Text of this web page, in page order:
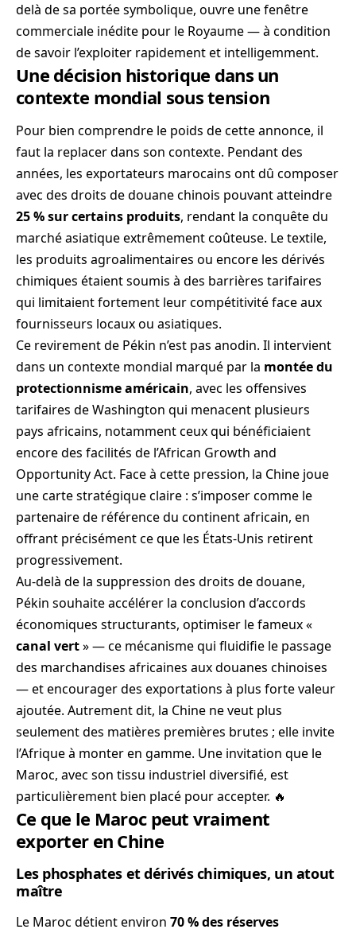
delà de sa portée symbolique, ouvre une fenêtre
commerciale inédite pour le Royaume — à condition
de savoir l’exploiter rapidement et intelligemment.
Une décision historique dans un
contexte mondial sous tension
Pour bien comprendre le poids de cette annonce, il
faut la replacer dans son contexte. Pendant des
années, les exportateurs marocains ont dû composer
avec des droits de douane chinois pouvant atteindre
25 % sur certains produits, rendant la conquête du
marché asiatique extrêmement coûteuse. Le textile,
les produits agroalimentaires ou encore les dérivés
chimiques étaient soumis à des barrières tarifaires
qui limitaient fortement leur compétitivité face aux
fournisseurs locaux ou asiatiques.
Ce revirement de Pékin n’est pas anodin. Il intervient
dans un contexte mondial marqué par la montée du
protectionnisme américain, avec les offensives
tarifaires de Washington qui menacent plusieurs
pays africains, notamment ceux qui bénéficiaient
encore des facilités de l’African Growth and
Opportunity Act. Face à cette pression, la Chine joue
une carte stratégique claire : s’imposer comme le
partenaire de référence du continent africain, en
offrant précisément ce que les États-Unis retirent
progressivement.
Au-delà de la suppression des droits de douane,
Pékin souhaite accélérer la conclusion d’accords
économiques structurants, optimiser le fameux «
canal vert» — ce mécanisme qui fluidifie le passage
des marchandises africaines aux douanes chinoises
— et encourager des exportations à plus forte valeur
ajoutée. Autrement dit, la Chine ne veut plus
seulement des matières premières brutes ; elle invite
l’Afrique à monter en gamme. Une invitation que le
Maroc, avec son tissu industriel diversifié, est
particulièrement bien placé pour accepter. 🔥
Ce que le Maroc peut vraiment
exporter en Chine
Les phosphates et dérivés chimiques, un atout
maître
Le Maroc détient environ 70 % des réserves